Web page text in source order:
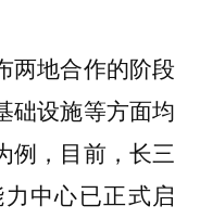
两地合作的阶段
础设施等方面均
例，目前，长三
中心已正式启